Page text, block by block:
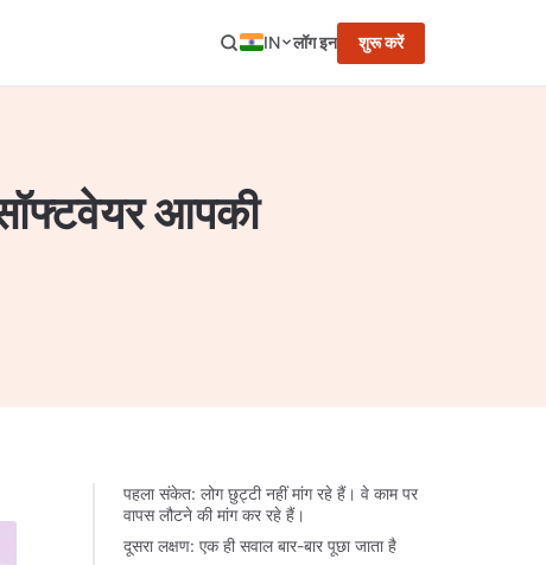
IN लॉग इन शुरू करें
आपकी
पहला संकेत: लोग छुट्टी नहीं मांग रहे हैं। वे काम पर
वापस लौटने की मांग कर रहे हैं।
दूसरा लक्षण: एक ही सवाल बार-बार पूछा जाता है